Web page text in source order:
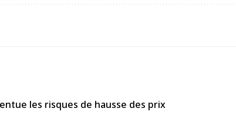
les risques de hausse des prix